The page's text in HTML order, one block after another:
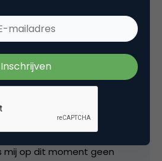
het zegt wat over de
niet de kwaliteit.
mij op dit moment geen